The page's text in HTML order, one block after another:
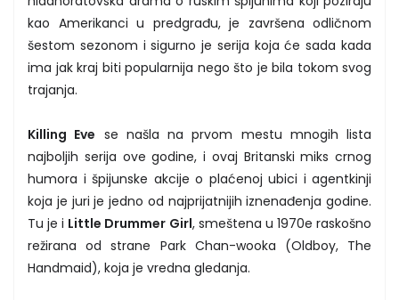
kao Amerikanci u predgrađu, je završena odličnom
šestom sezonom i sigurno je serija koja će sada kada
ima jak kraj biti popularnija nego što je bila tokom svog
trajanja.
Killing Eve se našla na prvom mestu mnogih lista
najboljih serija ove godine, i ovaj Britanski miks crnog
humora i špijunske akcije o plaćenoj ubici i agentkinji
koja je juri je jedno od najprijatnijih iznenađenja godine.
Tu je i Little Drummer Girl, smeštena u 1970e raskošno
režirana od strane Park Chan-wooka (Oldboy, The
Handmaid), koja je vredna gledanja.